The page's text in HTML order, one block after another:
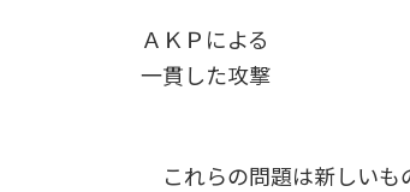
ＡＫＰによる
一貫した攻撃
これらの問題は新しいも